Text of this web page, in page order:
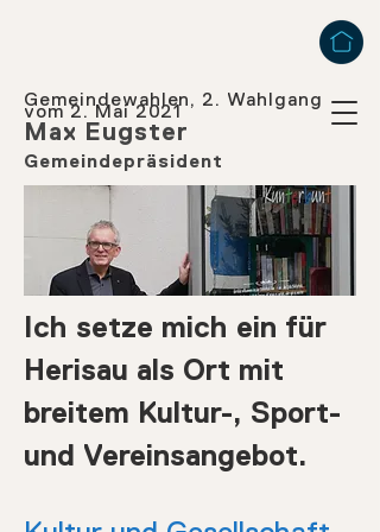
Gemeindewahlen, 2. Wahlgang
vom 2. Mai 2021
Max Eugster
Gemeindepräsident
​Ich setze mich ein für
Herisau als Ort mit
breitem Kultur-, Sport-
und Vereinsangebot.